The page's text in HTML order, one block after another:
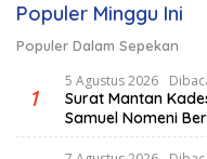
Populer Minggu Ini
Populer Dalam Sepekan
1
5 Agustus 2026
Surat Mantan
Samuel Nomeni
Beredar